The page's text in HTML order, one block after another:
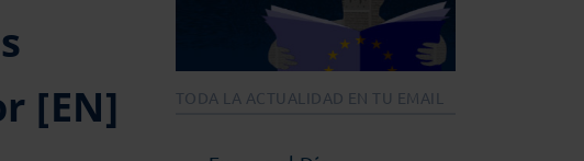
[EN]
TODA LA ACTUALIDAD EN TU EMAIL